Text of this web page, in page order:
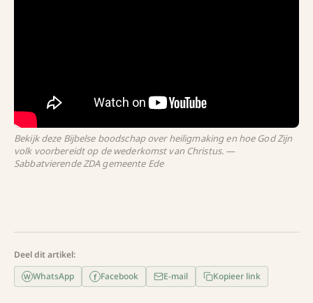
Bekijk deze Bijbelse boodschap over heiligmaking en hoe God Zijn
volk voorbereidt op de wederkomst van Christus. —
Sabbatvierende ZDA gemeente Ede
Deel dit artikel:
W WhatsApp f Facebook E-mail Kopieer link